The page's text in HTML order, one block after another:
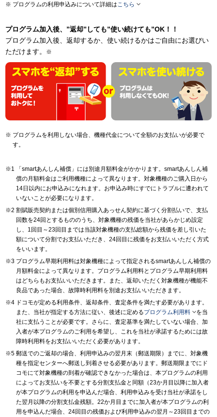
プログラムの利用申込みについて詳細はこちら 
プログラム加入後、”返却”しても”使い続けても”OK！！
プログラム加入後、返却するか、使い続けるかはご自由にお選びい
ただけます。
※
プログラムを利用しない場合、機種代金について全額のお支払いが必要で
す。
「smartあんしん補償」には別途月額料金がかかります。smartあんしん補
償の月額料金はご利用機種によって異なります。対象機種のご購入日から
14日以内にお申込みになれます。お申込み時にすでにトラブルに遭われて
いないことが必要になります。
割賦販売契約または個別信用購入あっせん契約に基づく分割払いで、支払
回数を24回とするもののうち、対象機種の残価を当社があらかじめ設定
し、1回目～23回目までは当該対象機種の支払総額から残価を差し引いた
額について分割でお支払いただき、24回目に残価をお支払いいただく方式
をいいます。
プログラム早期利用料は対象機種によって指定されるsmartあんしん補償の
月額料金によって異なります。プログラム利用料とプログラム早期利用料
はどちらもお支払いいただきます。また、返却いただく対象機種が機能不
良品であった場合、故障時利用料を別途お支払いいただきます。
ドコモが定める利用条件、返却条件、査定条件を満たす必要があります。
また、当社が指定する方法に従い、後述に定めるプログラム利用料を当
社に支払うことが必要です。さらに、査定基準を満たしていない場合、加
入者が本プログラムのご利用を希望し、これを当社が承諾するためには故
障時利用料をお支払いいただく必要があります。
郵送でのご返却の場合、利用申込みの翌月末（郵送期限）までに、対象機
種を指定センターへ郵送し到着させる必要があります。郵送期限までにド
コモにて対象機種の到着が確認できなかった場合は、本プログラムの利用
によってお支払いを不要とする分割支払金と同額（23か月目以降に加入者
が本プログラムの利用を申込んだ場合、利用申込みを受け当社が承諾をし
た翌月以降の分割支払金残額。22か月目までに加入者が本プログラムの利
用を申込んだ場合、24回目の残価および利用申込みの翌月～23回目までの